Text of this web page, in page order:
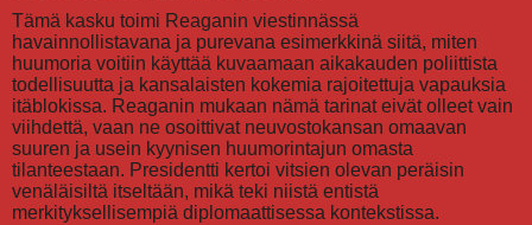
Tämä kasku toimi Reaganin viestinnässä
havainnollistavana ja purevana esimerkkinä siitä, miten
huumoria voitiin käyttää kuvaamaan aikakauden poliittista
todellisuutta ja kansalaisten kokemia rajoitettuja vapauksia
itäblokissa. Reaganin mukaan nämä tarinat eivät olleet vain
viihdettä, vaan ne osoittivat neuvostokansan omaavan
suuren ja usein kyynisen huumorintajun omasta
tilanteestaan. Presidentti kertoi vitsien olevan peräisin
venäläisiltä itseltään, mikä teki niistä entistä
merkityksellisempiä diplomaattisessa kontekstissa.